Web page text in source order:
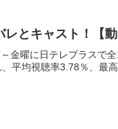
とキャスト！【動
金曜に日テレプラスで
平均視聴率3.78％、最高